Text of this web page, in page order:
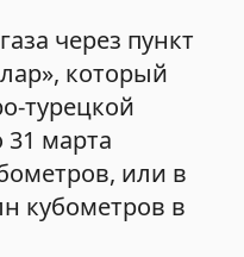
через пункт
который
турецкой
31 марта
или в
кубометров в